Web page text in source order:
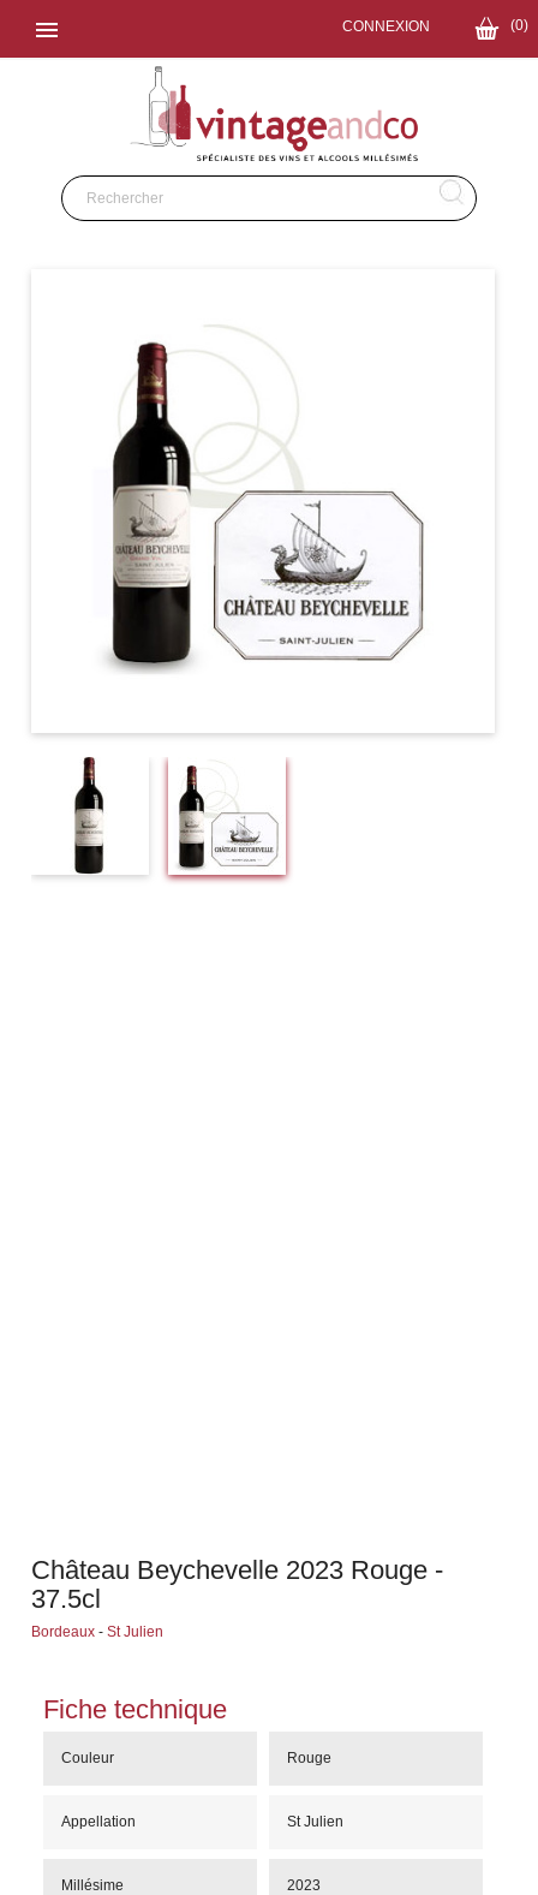
 (0)
CONNEXION
Château Beychevelle 2023 Rouge -
37.5cl
Bordeaux -St Julien
Fiche technique
Couleur Rouge
Appellation St Julien
Millésime 2023